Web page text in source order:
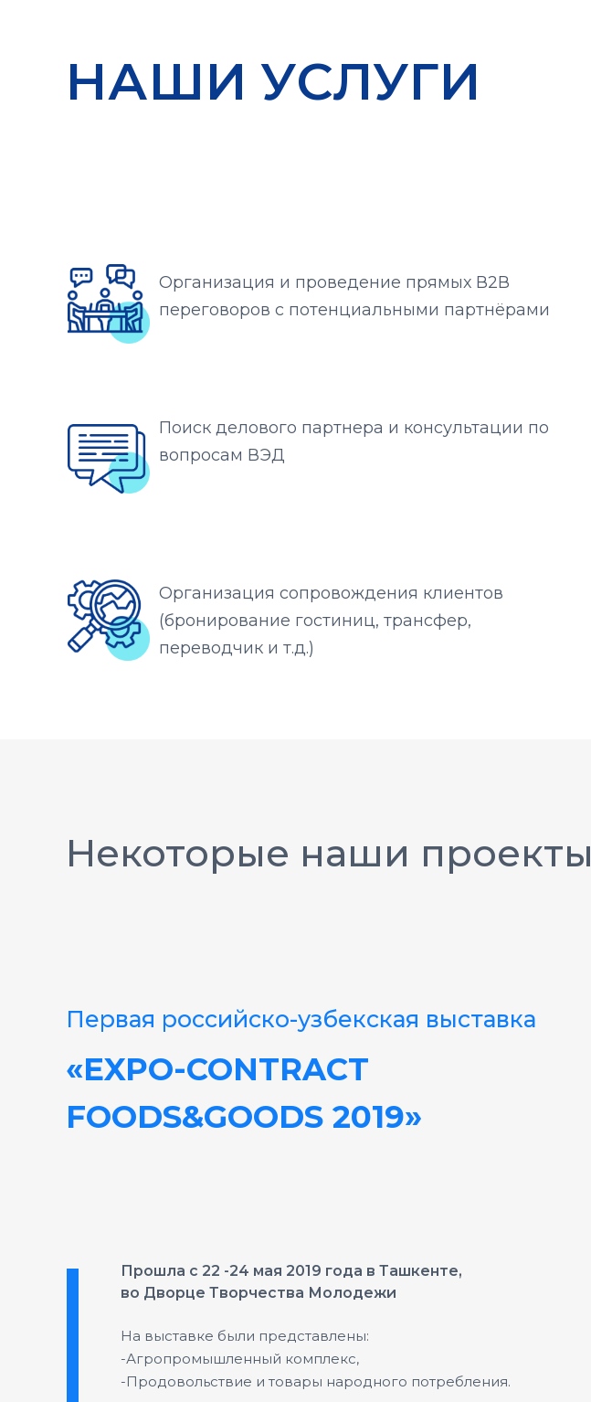
НАШИ УСЛУГИ
Организация и проведение прямых В2В
переговоров с потенциальными партнёрами
Поиск делового партнера и консультации по
вопросам ВЭД
Организация сопровождения клиентов
(бронирование гостиниц, трансфер,
переводчик и т.д.)
Некоторые наши проекты
Первая российско-узбекская выставка
«EXPO-CONTRACT
FOODS&GOODS 2019»
Прошла с 22 -24 мая 2019 года в Ташкенте,
во Дворце Творчества Молодежи
На выставке были представлены:
-Агропромышленный комплекс,
-Продовольствие и товары народного потребления.